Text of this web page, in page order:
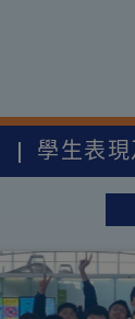
學生表